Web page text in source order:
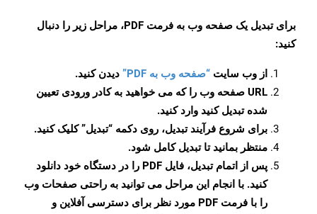
برای تبدیل یک صفحه وب به فرمت PDF، مراحل زیر را دنبال
کنید:
از وب سایت “صفحه وب به PDF”
دیدن کنید.
URL صفحه وب را که می خواهید به کادر ورودی تعیین
شده تبدیل کنید وارد کنید.
برای شروع فرآیند تبدیل، روی دکمه “تبدیل” کلیک کنید.
منتظر بمانید تا تبدیل کامل شود.
پس از اتمام تبدیل، فایل PDF را در دستگاه خود دانلود
کنید. با انجام این مراحل می توانید به راحتی صفحات وب
را با فرمت PDF مورد نظر برای دسترسی آفلاین و